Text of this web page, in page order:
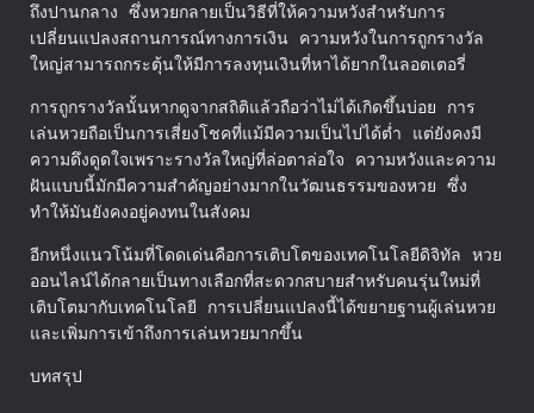
ถึงปานกลาง ซึ่งหวยกลายเป็นวิธีที่ให้ความหวังสำหรับการ
เปลี่ยนแปลงสถานการณ์ทางการเงิน ความหวังในการถูกรางวัล
ใหญ่สามารถกระตุ้นให้มีการลงทุนเงินที่หาได้ยากในลอตเตอรี่
การถูกรางวัลนั้นหากดูจากสถิติแล้วถือว่าไม่ได้เกิดขึ้นบ่อย การ
เล่นหวยถือเป็นการเสี่ยงโชคที่แม้มีความเป็นไปได้ต่ำ แต่ยังคงมี
ความดึงดูดใจเพราะรางวัลใหญ่ที่ล่อตาล่อใจ ความหวังและความ
ฝันแบบนี้มักมีความสำคัญอย่างมากในวัฒนธรรมของหวย ซึ่ง
ทำให้มันยังคงอยู่คงทนในสังคม
อีกหนึ่งแนวโน้มที่โดดเด่นคือการเติบโตของเทคโนโลยีดิจิทัล หวย
ออนไลน์ได้กลายเป็นทางเลือกที่สะดวกสบายสำหรับคนรุ่นใหม่ที่
เติบโตมากับเทคโนโลยี การเปลี่ยนแปลงนี้ได้ขยายฐานผู้เล่นหวย
และเพิ่มการเข้าถึงการเล่นหวยมากขึ้น
บทสรุป